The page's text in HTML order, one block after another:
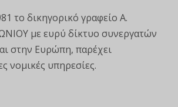
το δικηγορικό γραφείο Α.
με ευρύ δίκτυο συνεργατών
στην Ευρώπη, παρέχει
νομικές υπηρεσίες.